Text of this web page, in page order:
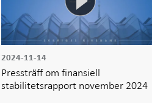
2024-11-14
Pressträff om finansiell
stabilitetsrapport november 2024